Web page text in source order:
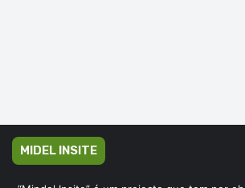
MIDEL INSITE